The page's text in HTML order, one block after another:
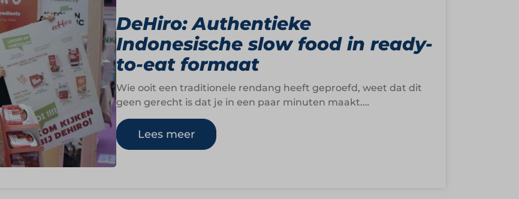
DeHiro: Authentieke
Indonesische slow food in ready-
to-eat formaat
Wie ooit een traditionele rendang heeft geproefd, weet dat dit
geen gerecht is dat je in een paar minuten maakt.…
Lees meer